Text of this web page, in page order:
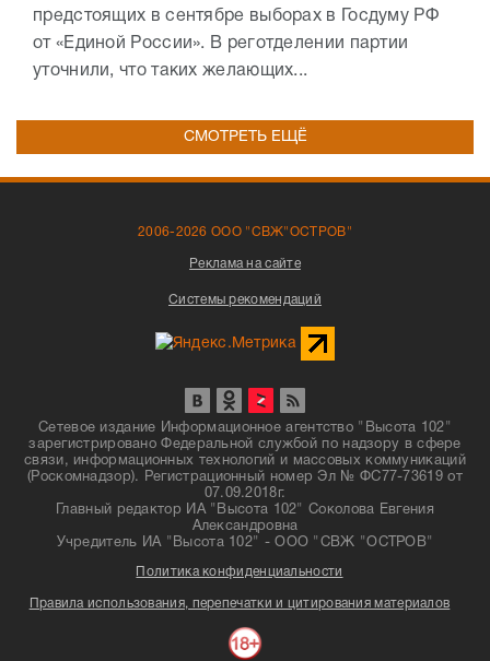
предстоящих в сентябре выборах в Госдуму РФ
от «Единой России». В реготделении партии
уточнили, что таких желающих...
СМОТРЕТЬ ЕЩЁ
2006-2026 ООО "СВЖ"ОСТРОВ"
Реклама на сайте
Системы рекомендаций
Сетевое издание Информационное агентство "Высота 102"
зарегистрировано Федеральной службой по надзору в сфере
связи, информационных технологий и массовых коммуникаций
(Роскомнадзор). Регистрационный номер Эл № ФС77-73619 от
07.09.2018г.
Главный редактор ИА "Высота 102" Соколова Евгения
Александровна
Учредитель ИА "Высота 102" - ООО "СВЖ "ОСТРОВ"
Политика конфиденциальности
Правила использования, перепечатки и цитирования материалов